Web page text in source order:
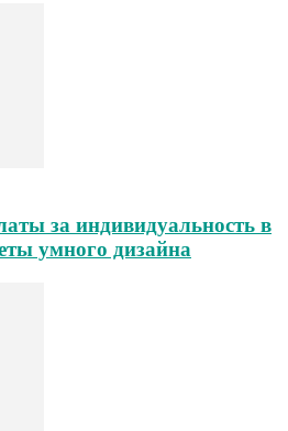
за индивидуальность в
умного дизайна